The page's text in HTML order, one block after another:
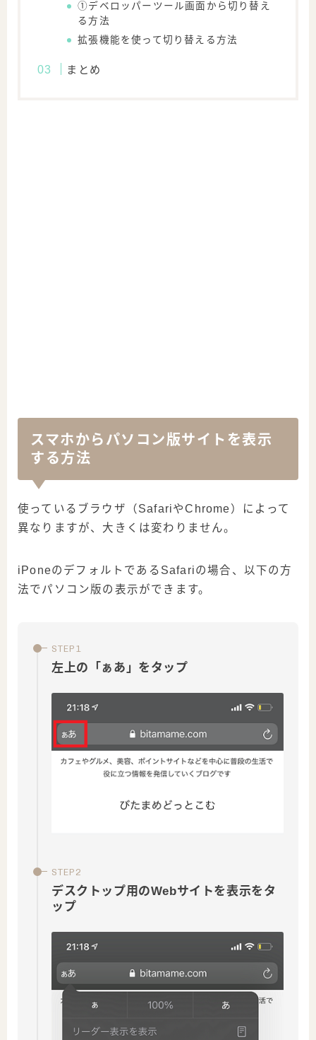
①デベロッパーツール画面から切り替え
る方法
拡張機能を使って切り替える方法
まとめ
スマホからパソコン版サイトを表示
する方法
使っているブラウザ（SafariやChrome）によって
異なりますが、大きくは変わりません。
iPoneのデフォルトであるSafariの場合、以下の方
法でパソコン版の表示ができます。
左上の「ぁあ」をタップ
デスクトップ用のWebサイトを表示をタ
ップ